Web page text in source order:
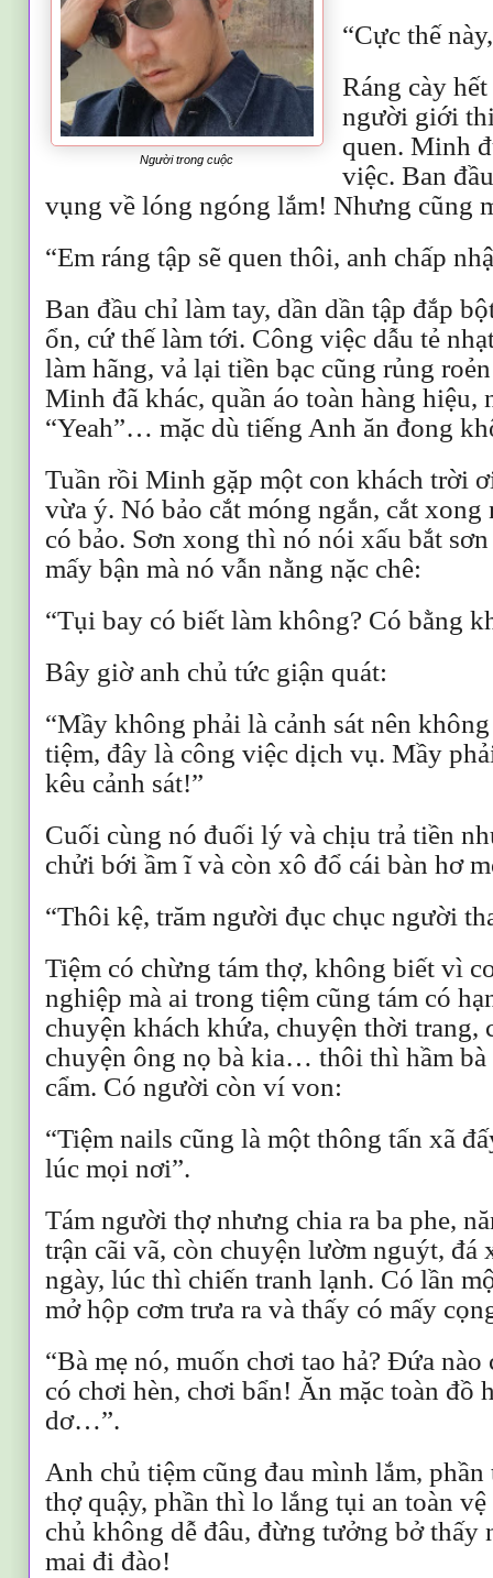
Người trong cuộc
“Cực thế
Ráng cày
người giới
quen. Minh
việc. Ban
vụng về lóng ngóng lắm! Nhưng cũng
“Em ráng tập sẽ quen thôi, anh chấp
Ban đầu chỉ làm tay, dần dần tập đắp
ổn, cứ thế làm tới. Công việc dẫu tẻ
làm hãng, vả lại tiền bạc cũng rủng
Minh đã khác, quần áo toàn hàng hiệu,
“Yeah”… mặc dù tiếng Anh ăn đong
Tuần rồi Minh gặp một con khách trời
vừa ý. Nó bảo cắt móng ngắn, cắt
có bảo. Sơn xong thì nó nói xấu bắt
mấy bận mà nó vẫn nằng nặc chê:
“Tụi bay có biết làm không? Có bằng
Bây giờ anh chủ tức giận quát:
“Mầy không phải là cảnh sát nên
tiệm, đây là công việc dịch vụ. Mầy
kêu cảnh sát!”
Cuối cùng nó đuối lý và chịu trả tiền
chửi bới ầm ĩ và còn xô đổ cái bàn hơ
“Thôi kệ, trăm người đục chục người
Tiệm có chừng tám thợ, không biết vì
nghiệp mà ai trong tiệm cũng tám có
chuyện khách khứa, chuyện thời trang,
chuyện ông nọ bà kia… thôi thì hầm
cẩm. Có người còn ví von:
“Tiệm nails cũng là một thông tấn xã
lúc mọi nơi”.
Tám người thợ nhưng chia ra ba phe,
trận cãi vã, còn chuyện lườm nguýt,
ngày, lúc thì chiến tranh lạnh. Có lần
mở hộp cơm trưa ra và thấy có mấy
“Bà mẹ nó, muốn chơi tao hả? Ðứa
có chơi hèn, chơi bẩn! Ăn mặc toàn đồ
dơ…”.
Anh chủ tiệm cũng đau mình lắm,
thợ quậy, phần thì lo lắng tụi an toàn
chủ không dễ đâu, đừng tưởng bở thấy
mai đi đào!